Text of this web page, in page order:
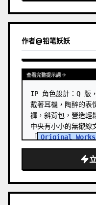
作者@铅笔妖妖
查看完整提示詞
IP 角色設計：Q 版
戴著耳機，陶醉的
褲，斜背包，營造輕
中央有小小的無襯線
「
Original
質輸出。